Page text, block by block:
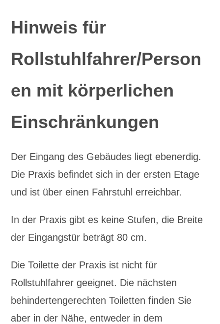
Hinweis für
Rollstuhlfahrer/Person
en mit körperlichen
Einschränkungen
Der Eingang des Gebäudes liegt ebenerdig.
Die Praxis befindet sich in der ersten Etage
und ist über einen Fahrstuhl erreichbar.
In der Praxis gibt es keine Stufen, die Breite
der Eingangstür beträgt 80 cm.
Die Toilette der Praxis ist nicht für
Rollstuhlfahrer geeignet. Die nächsten
behindertengerechten Toiletten finden Sie
aber in der Nähe, entweder in dem